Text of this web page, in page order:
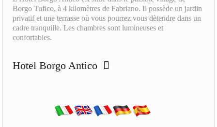
Borgo Tufico, à 4 kilomètres de Fabriano. Il possède un jardin
privatif et une terrasse où vous pourrez vous dètendre dans un
cadre tranquille. Les chambres sont lumineuses et
confortables.
Hotel Borgo Antico